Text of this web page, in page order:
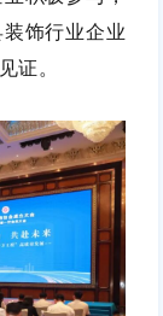
饰行业企业
证。